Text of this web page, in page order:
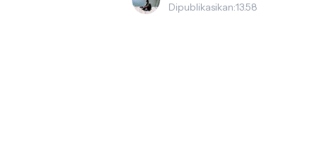
Dipublikasikan:13.58